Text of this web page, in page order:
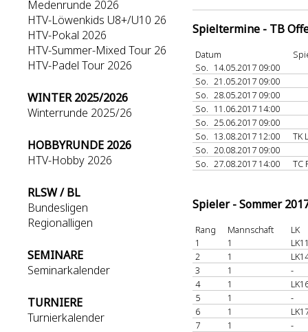
Medenrunde 2026
HTV-Löwenkids U8+/U10 26
HTV-Pokal 2026
HTV-Summer-Mixed Tour 26
HTV-Padel Tour 2026
WINTER 2025/2026
Winterrunde 2025/26
HOBBYRUNDE 2026
HTV-Hobby 2026
RLSW / BL
Bundesligen
Regionalligen
SEMINARE
Seminarkalender
TURNIERE
Turnierkalender
Spieltermine - TB
Datum
So. 14.05.2017 09:00
So. 21.05.2017 09:00
So. 28.05.2017 09:00
So. 11.06.2017 14:00
So. 25.06.2017 09:00
So. 13.08.2017 12:00
TK
So. 20.08.2017 09:00
So. 27.08.2017 14:00 TC
Spieler - Sommer
Rang Mannschaft
LK
1
1
2
1
3
1
-
4
1
5
1
-
6
1
7
1
-